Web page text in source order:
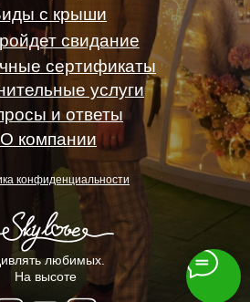
конфиденциальности
любимых.
На высоте
сертификаты
и ответы
О компании
с крыши
услуги
свидание